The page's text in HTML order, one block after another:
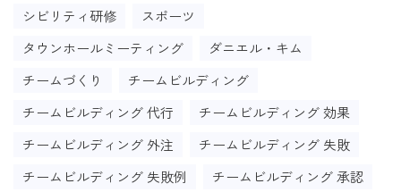
シビリティ研修
スポーツ
タウンホールミーティング
ダニエル・キム
チームづくり
チームビルディング
チームビルディング 代行
チームビルディング 効果
チームビルディング 外注
チームビルディング 失敗
チームビルディング 失敗例
チームビルディング 承認